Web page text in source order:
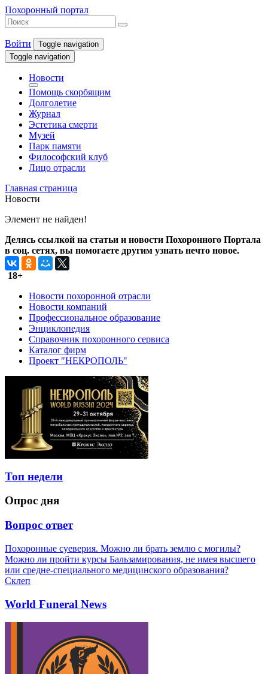
Похоронный портал
Войти
Toggle navigation
Toggle navigation
Новости
Помощь скорбящим
Долголетие
Журнал
Эстетика смерти
Музей
Парк памяти
Философский клуб
Лицо отрасли
Главная страница
Новости
Элемент не найден!
Делясь ссылкой на статьи и новости Похоронного Портала
в соц. сетях, вы помогаете другим узнать нечто новое.
18+
Новости похоронной отрасли
Новости компаний
Профессиональное образование
Энциклопедия
Справочник похоронного сервиса
Каталог фирм
Проект "НЕКРОПОЛЬ"
Топ недели
Опрос дня
Вопрос ответ
Похоронные суеверия. Можно ли брать землю с могилы?
Можно ли пройти курсы Бальзамирования, не имея высшего
или средне-специального медицинского образования?
Склеп
World Funeral News